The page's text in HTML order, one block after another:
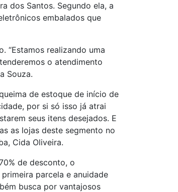
dos Santos. Segundo ela, a
embalados que
“Estamos realizando uma
o atendimento
Souza.
de estoque de início de
por si só isso já atrai
seus itens desejados. E
as lojas deste segmento no
Cida Oliveira.
de desconto, o
parcela e anuidade
busca por vantajosos